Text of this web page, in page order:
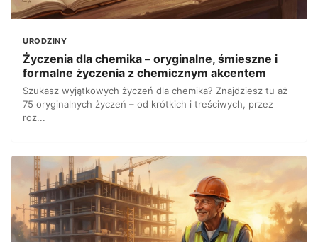
URODZINY
Życzenia dla chemika – oryginalne, śmieszne i
formalne życzenia z chemicznym akcentem
Szukasz wyjątkowych życzeń dla chemika? Znajdziesz tu aż
75 oryginalnych życzeń – od krótkich i treściwych, przez
roz...